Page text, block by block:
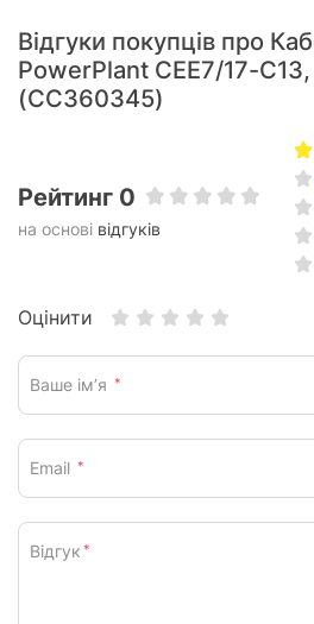
Відгуки покупців про
PowerPlant CEE7/17-
(CC360345)
Рейтинг 0
на основі відгуків
Оцінити
Ваше ім’я *
Email *
Відгук *